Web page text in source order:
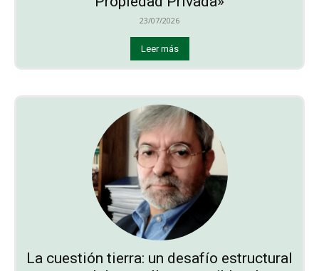
23/07/2026
Leer más
La cuestión tierra: un desafío estructural